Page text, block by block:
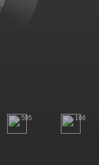
595 166